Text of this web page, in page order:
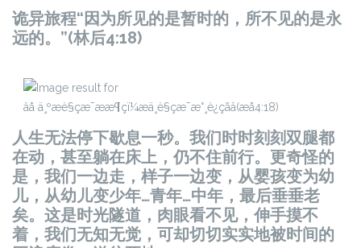
诡异旅程“因为所见的是暂时的，所不见的是永
远的。”(林后4:18)
人生无法停下歇息一秒。我们时时刻刻双腿都
在动，甚至躺在床上，仍不住前行。更奇怪的
是，我们一边走，样子一边变，从婴孩变为幼
儿，从幼儿变少年…青年…中年，最后垂垂老
矣。这是时光隧道，肉眼看不见，伸手摸不
着，我们无知无觉，可却切切实实地被时间的